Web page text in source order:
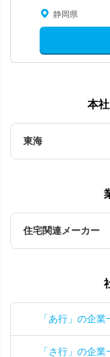
静岡県
本
東海
住宅関連メーカー
「あ行」の企業
「さ行」の企業